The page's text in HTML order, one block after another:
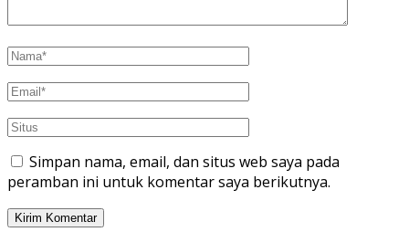
Simpan nama, email, dan situs web saya pada
peramban ini untuk komentar saya berikutnya.